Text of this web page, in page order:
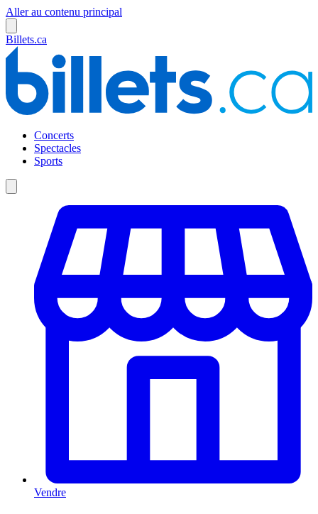
Aller au contenu principal
Billets.ca
Concerts
Spectacles
Sports
Vendre